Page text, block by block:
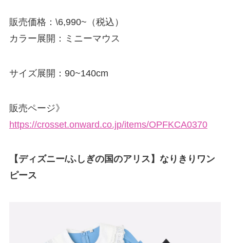
販売価格：\6,990~（税込）
カラー展開：ミニーマウス
サイズ展開：90~140cm
販売ページ》
https://crosset.onward.co.jp/items/OPFKCA0370
【ディズニー/ふしぎの国のアリス】なりきりワン
ピース